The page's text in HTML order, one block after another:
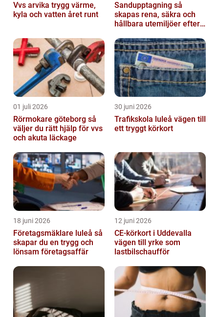
Vvs arvika trygg värme,
kyla och vatten året runt
Sandupptagning så
skapas rena, säkra och
hållbara utemiljöer efter
01 juli 2026
Rörmokare göteborg så
väljer du rätt hjälp för vvs
och akuta läckage
30 juni 2026
Trafikskola luleå vägen till
ett tryggt körkort
18 juni 2026
Företagsmäklare luleå så
skapar du en trygg och
lönsam företagsaffär
12 juni 2026
CE-körkort i Uddevalla
vägen till yrke som
lastbilschaufför